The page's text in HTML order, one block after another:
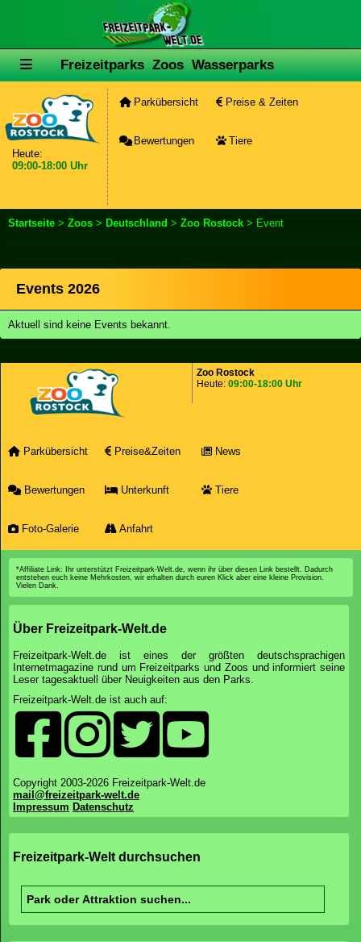
Freizeitparks Zoos Wasserparks
Heute:
09:00-18:00 Uhr
Parkübersicht Preise & Zeiten
Bewertungen Tiere
Startseite > Zoos > Deutschland > Zoo Rostock > Event
Events 2026
Aktuell sind keine Events bekannt.
Zoo Rostock
Heute: 09:00-18:00 Uhr
Parkübersicht Preise&Zeiten News
Bewertungen Unterkunft Tiere
Foto-Galerie Anfahrt
*Affiliate Link: Ihr unterstützt Freizeitpark-Welt.de, wenn ihr über diesen Link bestellt. Dadurch
entstehen euch keine Mehrkosten, wir erhalten durch euren Klick aber eine kleine Provision.
Vielen Dank.
Über Freizeitpark-Welt.de
Freizeitpark-Welt.de ist eines der größten deutschsprachigen
Internetmagazine rund um Freizeitparks und Zoos und informiert seine
Leser tagesaktuell über Neuigkeiten aus den Parks.
Freizeitpark-Welt.de ist auch auf:
Copyright 2003-2026 Freizeitpark-Welt.de
mail@freizeitpark-welt.de
Impressum Datenschutz
Freizeitpark-Welt durchsuchen